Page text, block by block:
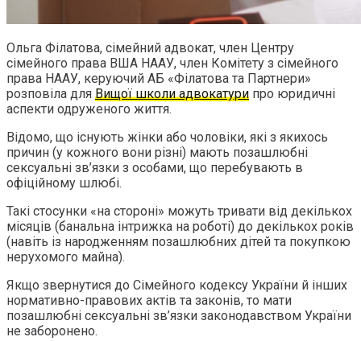
Ольга Філатова, сімейний адвокат, член Центру
сімейного права ВША НААУ, член Комітету з сімейного
права НААУ, керуючий АБ «Філатова та Партнери»
розповіла для Вищої школи адвокатури про юридичні
аспекти одруженого життя.
Відомо, що існують жінки або чоловіки, які з якихось
причин (у кожного вони різні) мають позашлюбні
сексуальні зв’язки з особами, що перебувають в
офіційному шлюбі.
Такі стосунки «на стороні» можуть тривати від декількох
місяців (банальна інтрижка на роботі) до декількох років
(навіть із народженням позашлюбних дітей та покупкою
нерухомого майна).
Якщо звернутися до Сімейного кодексу України й інших
нормативно-правових актів та законів, то мати
позашлюбні сексуальні зв’язки законодавством України
не заборонено.